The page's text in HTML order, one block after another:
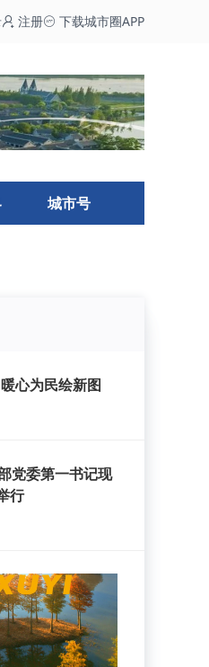
注册 下载城市圈APP
城市号
心为民绘新图
党委第一书记现
行